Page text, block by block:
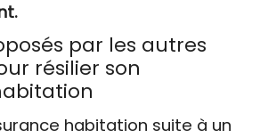
par les autres
résilier son
habitation suite à un